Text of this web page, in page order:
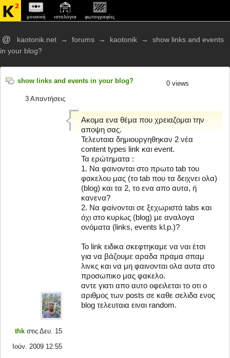
μουσική ιστολόγια φωτογραφίες
@ kaotonik.net → forums → kaotonik →
show links and events
in your blog?
show links and events in your blog? 0views
3 Απαντήσεις
thkστις Δευ. 15
Ιούν. 2009 12:55
Ακομα ενα θέμα που χρειαζομαι την
αποψη σας.
Τελευταια δημιουργηθηκαν 2 νέα
content types link και event.
Τα ερώτηματα :
1. Να φαινονται στο πρωτο tab του
φακελου μας (το tab που τα δειχνει ολα)
(blog) και τα 2, το ενα απο αυτα, ή
κανενα?
2. Να φαίνονται σε ξεχωριστά tabs και
όχι στο κυρίως (blog) με αναλογα
ονόματα (links, events kl.p.)?
To link ειδικα σκεφτηκαμε να ναι έτσι
για να βάζουμε αραδα πραμα σπαμ
λινκς και να μη φαινονται ολα αυτα στο
προσωπικο μας φακελο.
αντε γιατι απο αυτο οφειλεται το οτι ο
αριθμος των posts σε καθε σελιδα ενος
blog τελευταια ειναι random.